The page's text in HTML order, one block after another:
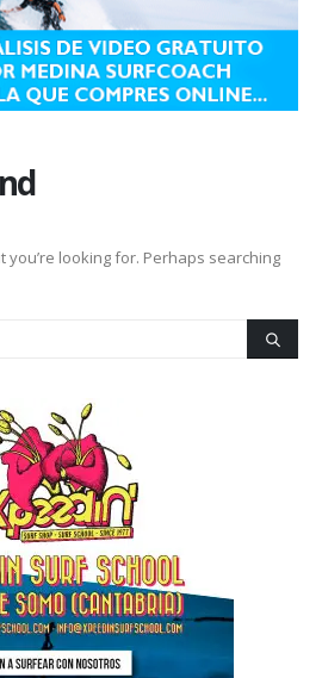
you’re looking for. Perhaps searching